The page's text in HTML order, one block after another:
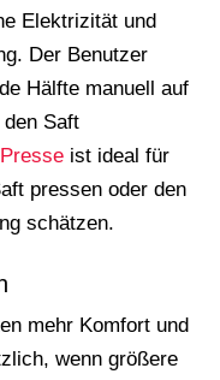
Elektrizität und
Der Benutzer
Hälfte manuell auf
Saft
Presse ist ideal für
pressen oder den
schätzen.
mehr Komfort und
wenn größere